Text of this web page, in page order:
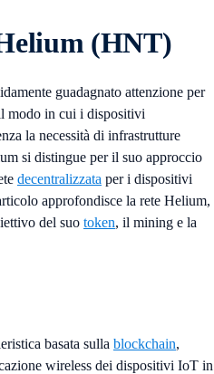
(HNT)
guadagnato attenzione per
modo in cui i dispositivi
la necessità di infrastrutture
si distingue per il suo approccio
decentralizzata per i dispositivi
approfondisce la rete Helium,
del suo token, il mining e la
basata sulla blockchain,
wireless dei dispositivi IoT in